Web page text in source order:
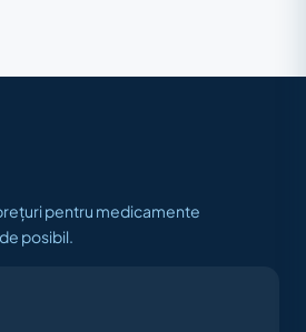
pentru medicamente
posibil.